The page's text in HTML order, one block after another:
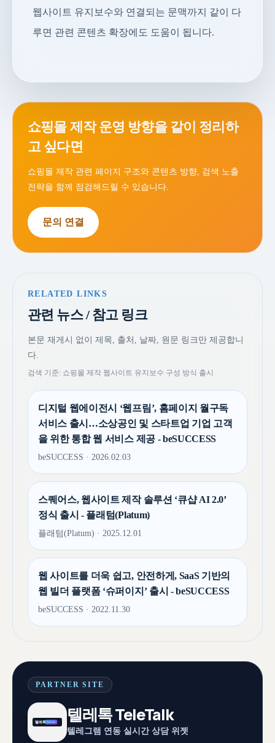
웹사이트 유지보수와 연결되는 문맥까지 같이 다
루면 관련 콘텐츠 확장에도 도움이 됩니다.
쇼핑몰 제작 운영 방향을 같이 정리하
고 싶다면
쇼핑몰 제작 관련 페이지 구조와 콘텐츠 방향, 검색 노출
전략을 함께 점검해드릴 수 있습니다.
문의 연결
RELATED LINKS
관련 뉴스 / 참고 링크
본문 재게시 없이 제목, 출처, 날짜, 원문 링크만 제공합니
다.
검색 기준: 쇼핑몰 제작 웹사이트 유지보수 구성 방식 출시
디지털 웹에이전시 ‘웹프림’, 홈페이지 월구독
서비스 출시…소상공인 및 스타트업 기업 고객
을 위한 통합 웹 서비스 제공 - beSUCCESS
beSUCCESS · 2026.02.03
스퀘어스, 웹사이트 제작 솔루션 ‘큐샵 AI 2.0’
정식 출시 - 플래텀(Platum)
플래텀(Platum) · 2025.12.01
웹 사이트를 더욱 쉽고, 안전하게, SaaS 기반의
웹 빌더 플랫폼 ‘슈퍼이지’ 출시 - beSUCCESS
beSUCCESS · 2022.11.30
PARTNER SITE
텔레톡 TeleTalk
텔레그램 연동 실시간 상담 위젯